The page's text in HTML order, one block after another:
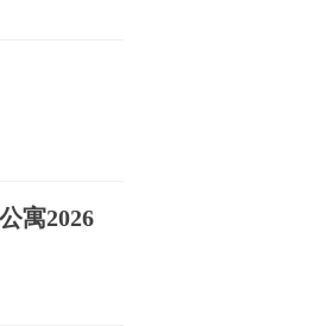
寓2026